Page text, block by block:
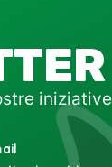
iniziative